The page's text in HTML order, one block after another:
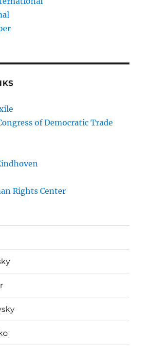
of Democratic Trade
Rights Center